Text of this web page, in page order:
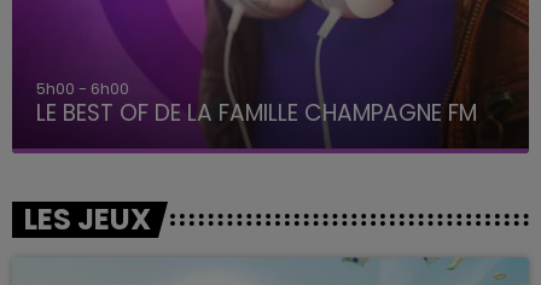
5h00 - 6h00
LE BEST OF DE LA FAMILLE CHAMPAGNE FM
LES JEUX